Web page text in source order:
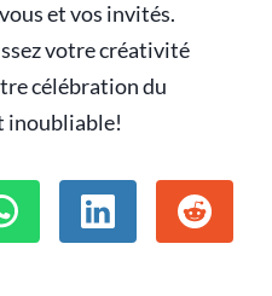
et vos invités.
votre créativité
célébration du
inoubliable!